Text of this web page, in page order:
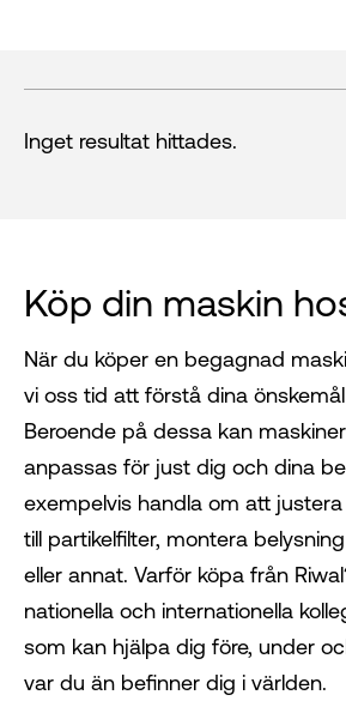
Inget resultat hittades.
Köp din maskin
När du köper en begagnad
vi oss tid att förstå dina
Beroende på dessa kan
anpassas för just dig och dina
exempelvis handla om att
till partikelfilter, montera
eller annat. Varför köpa från
nationella och internationella
som kan hjälpa dig före, under
var du än befinner dig i världen.